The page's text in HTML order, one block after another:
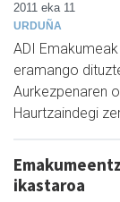
2011 eka 11
URDUÑA
ADI
eramango
Aurkezpenaren
Haurtzaindegi
ikastaroa